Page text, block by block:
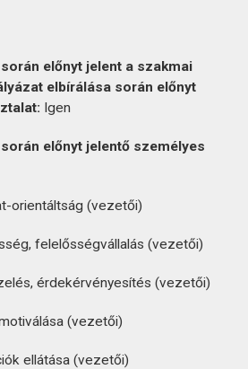
során előnyt jelent a szakmai
elbírálása során előnyt
Igen
során előnyt jelentő személyes
(vezetői)
felelősségvállalás (vezetői)
érdekérvényesítés (vezetői)
(vezetői)
(vezetői)